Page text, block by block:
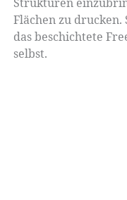
Strukturen
Flächen zu
das beschichtete
selbst.